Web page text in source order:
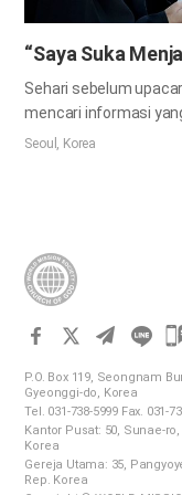
“Saya Suka
Sehari sebelum
mencari informasi
di mana upacara akan
topi wisuda,” kata ibu
mengenai hal ini di
bahwa ibu saya
memberitahukan
wisuda yang saya
memfoto saya, lalu
Seoul, Korea
P.O. Box 119, Seongnam
Gyeonggi-do, Korea
Tel. 031-738-5999 Fax. 031-
Kantor Pusat: 50, Sunae-
Korea
Gereja Utama: 35,
Rep. Korea